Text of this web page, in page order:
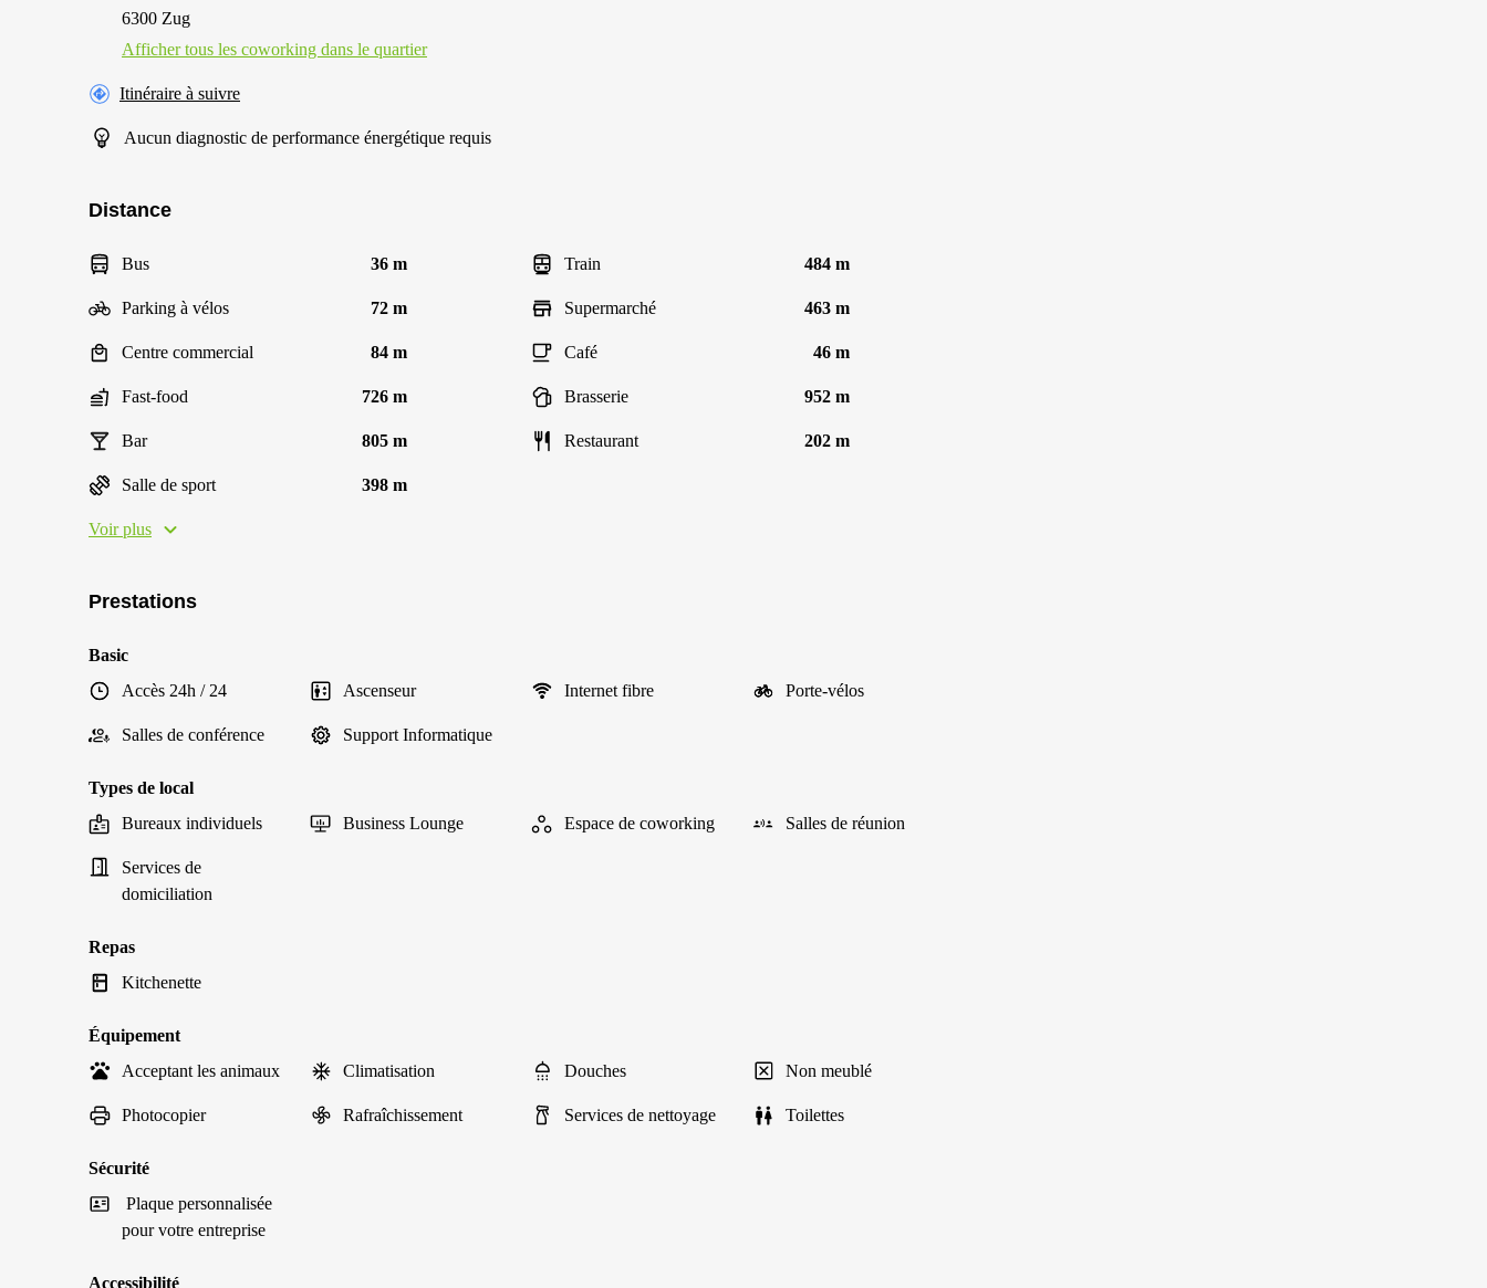
6300 Zug
Afficher tous les сoworking dans le quartier
Itinéraire à suivre
Aucun diagnostic de performance énergétique requis
Distance
Bus 36 m Train 484 m
Parking à vélos 72 m Supermarché 463 m
Centre commercial 84 m Café 46 m
Fast-food 726 m Brasserie 952 m
Bar 805 m Restaurant 202 m
Salle de sport 398 m
Voir plus
Prestations
Basic
Accès 24h / 24
Ascenseur Internet fibre Porte-vélos
Salles de conférence Support Informatique
Types de local
Bureaux individuels
Business Lounge Espace de coworking Salles de réunion
Services de
domiciliation
Repas
Kitchenette
Équipement
Acceptant les animaux
Climatisation Douches Non meublé
Photocopier Rafraîchissement Services de nettoyage Toilettes
Sécurité
Plaque personnalisée
pour votre entreprise
Accessibilité